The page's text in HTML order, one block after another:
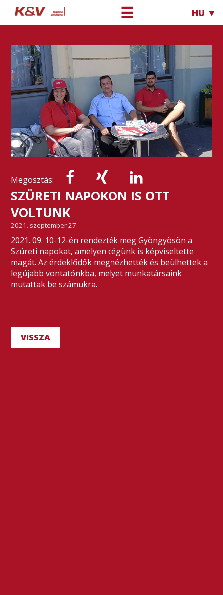
☰ HU ▼
Megosztás:
SZÜRETI NAPOKON IS OTT
VOLTUNK
2021. szeptember 27.
2021. 09. 10-12-én rendezték meg Gyöngyösön a
Szüreti napokat, amelyen cégünk is képviseltette
magát. Az érdeklődők megnézhették és beülhettek a
legújabb vontatónkba, melyet munkatársaink
mutattak be számukra.
VISSZA